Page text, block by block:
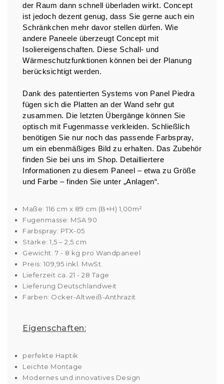
der Raum dann schnell überladen wirkt. Concept
ist jedoch dezent genug, dass Sie gerne auch ein
Schränkchen mehr davor stellen dürfen. Wie
andere Paneele überzeugt Concept mit
Isoliereigenschaften. Diese Schall- und
Wärmeschutzfunktionen können bei der Planung
berücksichtigt werden.
Dank des patentierten Systems von Panel Piedra
fügen sich die Platten an der Wand sehr gut
zusammen. Die letzten Übergänge können Sie
optisch mit Fugenmasse verkleiden. Schließlich
benötigen Sie nur noch das passende Farbspray,
um ein ebenmäßiges Bild zu erhalten. Das Zubehör
finden Sie bei uns im Shop. Detailliertere
Informationen zu diesem Paneel – etwa zu Größe
und Farbe – finden Sie unter „Anlagen“.
Maße: 116 cm x 89 cm (B+H) 1,00m²
Fugenmasse: MSA 90
Farbspray: PTX-05
Stärke: 1,5 – 2,5 cm
Gewicht: 7 - 8 kg pro Wandpaneel
Preis: 109,95 inkl. MwSt.
Lieferzeit ca. 21 - 28 Tage
Lieferung Deutschlandweit
Farben: Ocker-Altweiß-Anthrazit
Eigenschaften:
perfekte Haptik
Leichte Montage
Modernes und innovatives Design